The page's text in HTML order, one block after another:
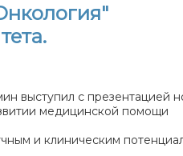
выступил с презентацией
медицинской помощи
и клиническим